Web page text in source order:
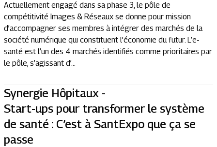
Actuellement engagé dans sa phase 3, le pôle de
compétitivité Images & Réseaux se donne pour mission
d’accompagner ses membres à intégrer des marchés de la
société numérique qui constituent l’économie du futur. L’e-
santé est l’un des 4 marchés identifiés comme prioritaires par
le pôle, s’agissant d’...
Synergie Hôpitaux -
Start-ups pour transformer le système
de santé : C’est à SantExpo que ça se
passe